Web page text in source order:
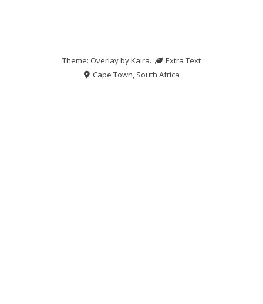
Theme: Overlay byKaira.
Extra Text
Cape Town, South Africa